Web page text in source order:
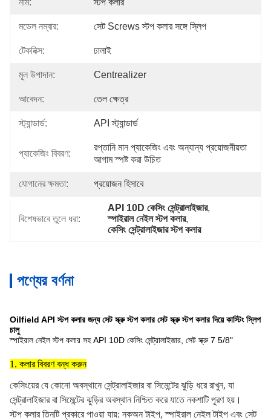
নাম: স্টপ কলার
মডেল নম্বার: সেট Screws স্টপ কলার সঙ্গে স্লিপ
টেকনিক্স: ঢালাই
মূল উপাদান: Centrealizer
আবেদন: তেল ক্ষেত্র
স্ট্যান্ডার্ড: API স্ট্যান্ডার্ড
প্যাকেজিং বিবরণ:
রপ্তানি মান প্যাকেজিং এবং অন্যান্য প্রয়োজনীয়তা
আগাম স্পষ্ট করা উচিত
যোগানের ক্ষমতা: প্রয়োজন হিসাবে
বিশেষভাবে তুলে ধরা:
API 10D কেসিং সেন্ট্রালাইজার,
স্পাইরাল নেইল স্টপ কলার,
কেসিং সেন্ট্রালাইজার স্টপ কলার
পণ্যের বর্ণনা
Oilfield API স্টপ কলার জন্য সেট স্ক্রু স্টপ কলার সেট স্ক্রু স্টপ কলার দিয়ে কাস্টিং স্লিপ
চালু
স্পাইরাল নেইল স্টপ কলার সহ API 10D কেসিং সেন্ট্রালাইজার, সেট স্ক্রু 7 5/8"
1. কলার বিবরণ বন্ধ করুন
কেসিংয়ের যে কোনো অবস্থানে সেন্ট্রালাইজার বা সিমেন্টের ঝুড়ি ধরে রাখুন, যা
সেন্ট্রালাইজার বা সিমেন্টের ঝুড়ির অবস্থান নিশ্চিত করে যাতে নকশাটি পূরণ হয়।
স্টপ কলার তিনটি প্রকারে পাওয়া যায়: নকঅন টাইপ, স্পাইরাল নেইল টাইপ এবং সেট